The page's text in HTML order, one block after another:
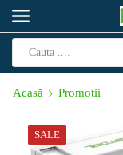
Acasă Promotii
SALE